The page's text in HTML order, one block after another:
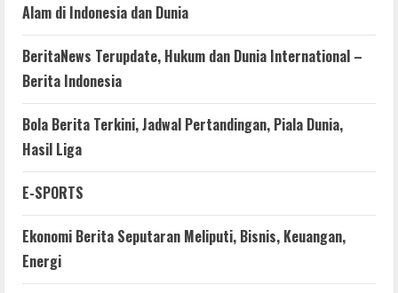
Alam di Indonesia dan Dunia
BeritaNews Terupdate, Hukum dan Dunia International –
Berita Indonesia
Bola Berita Terkini, Jadwal Pertandingan, Piala Dunia,
Hasil Liga
E-SPORTS
Ekonomi Berita Seputaran Meliputi, Bisnis, Keuangan,
Energi